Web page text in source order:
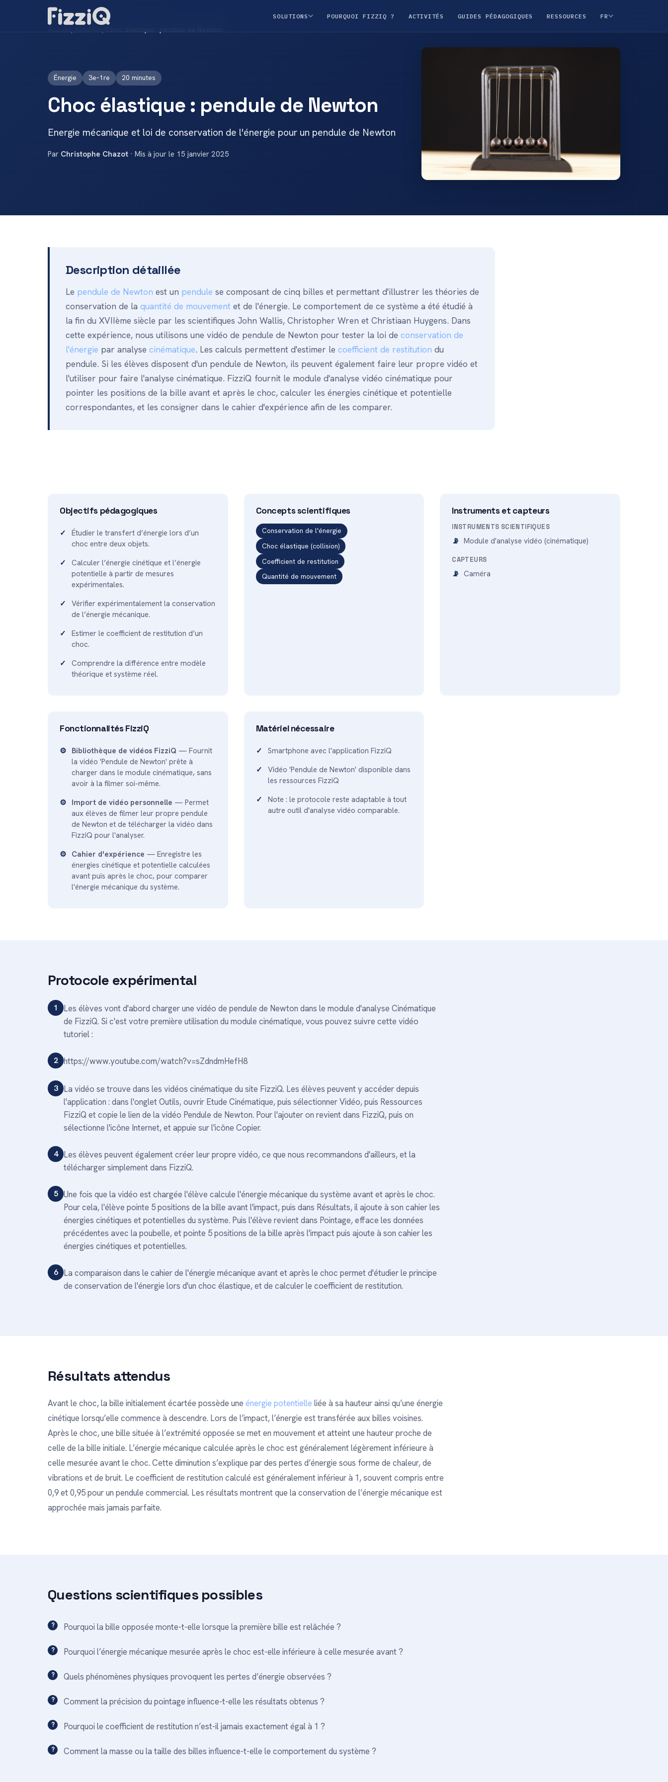
SOLUTIONS POURQUOI FIZZIQ ? ACTIVITÉS GUIDES PÉDAGOGIQUES RESSOURCES FR
Énergie 3e–1re 20 minutes
Choc élastique : pendule de Newton
Energie mécanique et loi de conservation de l'énergie pour un pendule de Newton
Par Christophe Chazot · Mis à jour le 15 janvier 2025
Description détaillée
Le pendule de Newton est un pendule se composant de cinq billes et permettant d'illustrer les théories de
conservation de la quantité de mouvement et de l'énergie. Le comportement de ce système a été étudié à
la fin du XVIIème siècle par les scientifiques John Wallis, Christopher Wren et Christiaan Huygens. Dans
cette expérience, nous utilisons une vidéo de pendule de Newton pour tester la loi de conservation de
l'énergie par analyse cinématique. Les calculs permettent d'estimer le coefficient de restitution du
pendule. Si les élèves disposent d'un pendule de Newton, ils peuvent également faire leur propre vidéo et
l'utiliser pour faire l'analyse cinématique. FizziQ fournit le module d'analyse vidéo cinématique pour
pointer les positions de la bille avant et après le choc, calculer les énergies cinétique et potentielle
correspondantes, et les consigner dans le cahier d'expérience afin de les comparer.
Objectifs pédagogiques
Étudier le transfert d’énergie lors d’un
choc entre deux objets.
Calculer l’énergie cinétique et l’énergie
potentielle à partir de mesures
expérimentales.
Vérifier expérimentalement la conservation
de l’énergie mécanique.
Estimer le coefficient de restitution d’un
choc.
Comprendre la différence entre modèle
théorique et système réel.
Concepts scientifiques
Conservation de l'énergie
Choc élastique (collision)
Coefficient de restitution
Quantité de mouvement
Instruments et capteurs
INSTRUMENTS SCIENTIFIQUES
Module d'analyse vidéo (cinématique)
CAPTEURS
Caméra
Fonctionnalités FizziQ
Bibliothèque de vidéos FizziQ — Fournit
la vidéo 'Pendule de Newton' prête à
charger dans le module cinématique, sans
avoir à la filmer soi-même.
Import de vidéo personnelle — Permet
aux élèves de filmer leur propre pendule
de Newton et de télécharger la vidéo dans
FizziQ pour l'analyser.
Cahier d'expérience — Enregistre les
énergies cinétique et potentielle calculées
avant puis après le choc, pour comparer
l'énergie mécanique du système.
Matériel nécessaire
Smartphone avec l'application FizziQ
Vidéo 'Pendule de Newton' disponible dans
les ressources FizziQ
Note : le protocole reste adaptable à tout
autre outil d'analyse vidéo comparable.
Protocole expérimental
1
Les élèves vont d'abord charger une vidéo de pendule de Newton dans le module d'analyse Cinématique
de FizziQ. Si c'est votre première utilisation du module cinématique, vous pouvez suivre cette vidéo
tutoriel :
2 https://www.youtube.com/watch?v=sZdndmHefH8
3 La vidéo se trouve dans les vidéos cinématique du site FizziQ. Les élèves peuvent y accéder depuis
l'application : dans l'onglet Outils, ouvrir Etude Cinématique, puis sélectionner Vidéo, puis Ressources
FizziQ et copie le lien de la vidéo Pendule de Newton. Pour l'ajouter on revient dans FizziQ, puis on
sélectionne l'icône Internet, et appuie sur l'icône Copier.
4 Les élèves peuvent également créer leur propre vidéo, ce que nous recommandons d'ailleurs, et la
télécharger simplement dans FizziQ.
5 Une fois que la vidéo est chargée l'élève calcule l'énergie mécanique du système avant et après le choc.
Pour cela, l'élève pointe 5 positions de la bille avant l'impact, puis dans Résultats, il ajoute à son cahier les
énergies cinétiques et potentielles du système. Puis l'élève revient dans Pointage, efface les données
précédentes avec la poubelle, et pointe 5 positions de la bille après l'impact puis ajoute à son cahier les
énergies cinétiques et potentielles.
6 La comparaison dans le cahier de l'énergie mécanique avant et après le choc permet d'étudier le principe
de conservation de l'énergie lors d'un choc élastique, et de calculer le coefficient de restitution.
Résultats attendus
Avant le choc, la bille initialement écartée possède une énergie potentielle liée à sa hauteur ainsi qu’une énergie
cinétique lorsqu’elle commence à descendre. Lors de l’impact, l’énergie est transférée aux billes voisines.
Après le choc, une bille située à l’extrémité opposée se met en mouvement et atteint une hauteur proche de
celle de la bille initiale. L’énergie mécanique calculée après le choc est généralement légèrement inférieure à
celle mesurée avant le choc. Cette diminution s’explique par des pertes d’énergie sous forme de chaleur, de
vibrations et de bruit. Le coefficient de restitution calculé est généralement inférieur à 1, souvent compris entre
0,9 et 0,95 pour un pendule commercial. Les résultats montrent que la conservation de l’énergie mécanique est
approchée mais jamais parfaite.
Questions scientifiques possibles
Pourquoi la bille opposée monte-t-elle lorsque la première bille est relâchée ?
Pourquoi l’énergie mécanique mesurée après le choc est-elle inférieure à celle mesurée avant ?
Quels phénomènes physiques provoquent les pertes d’énergie observées ?
Comment la précision du pointage influence-t-elle les résultats obtenus ?
Pourquoi le coefficient de restitution n’est-il jamais exactement égal à 1 ?
Comment la masse ou la taille des billes influence-t-elle le comportement du système ?